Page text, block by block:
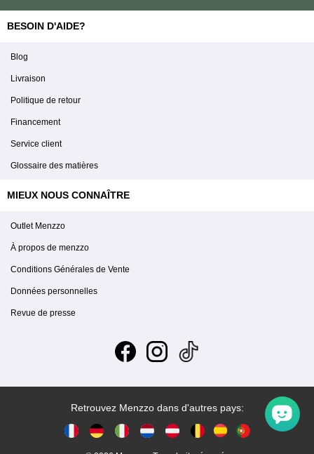
BESOIN D'AIDE?
Blog
Livraison
Politique de retour
Financement
Service client
Glossaire des matières
MIEUX NOUS CONNAÎTRE
Outlet Menzzo
À propos de menzzo
Conditions Générales de Vente
Données personnelles
Revue de presse
Retrouvez Menzzo dans d'autres pays: